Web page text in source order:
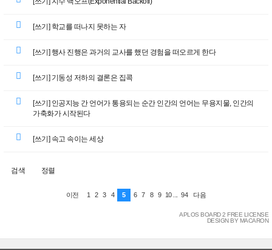
[쓰기] 학교를 떠나지 못하는 자
[쓰기] 행사 진행은 과거의 교사를 했던 경험을 떠오르게 한다
[쓰기] 기동성 저하의 결론은 집콕
[쓰기] 인공지능 간 언어가 통용되는 순간 인간의 언어는 무용지물, 인간의
가축화가 시작된다
[쓰기] 속고 속이는 세상
검색 정렬
이전 1 2 3 4 5 6 7 8 9 10 94 다음
APLOS BOARD 2 FREE LICENSE
DESIGN BY MACARON